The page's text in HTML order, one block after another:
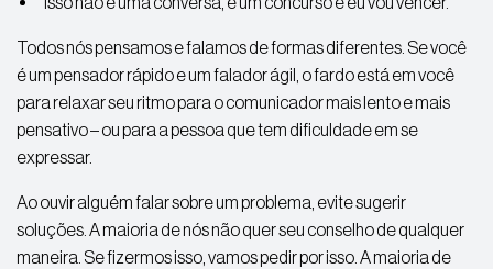
Todos nós pensamos e falamos de formas diferentes. Se você
é um pensador rápido e um falador ágil, o fardo está em você
para relaxar seu ritmo para o comunicador mais lento e mais
pensativo – ou para a pessoa que tem dificuldade em se
expressar.
Ao ouvir alguém falar sobre um problema, evite sugerir
soluções. A maioria de nós não quer seu conselho de qualquer
maneira. Se fizermos isso, vamos pedir por isso. A maioria de